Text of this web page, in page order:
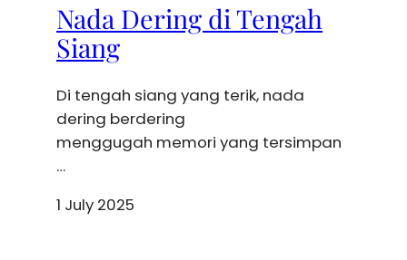
Nada Dering di Tengah
Siang
Di tengah siang yang terik, nada
dering berdering
menggugah memori yang tersimpan
…
1 July 2025